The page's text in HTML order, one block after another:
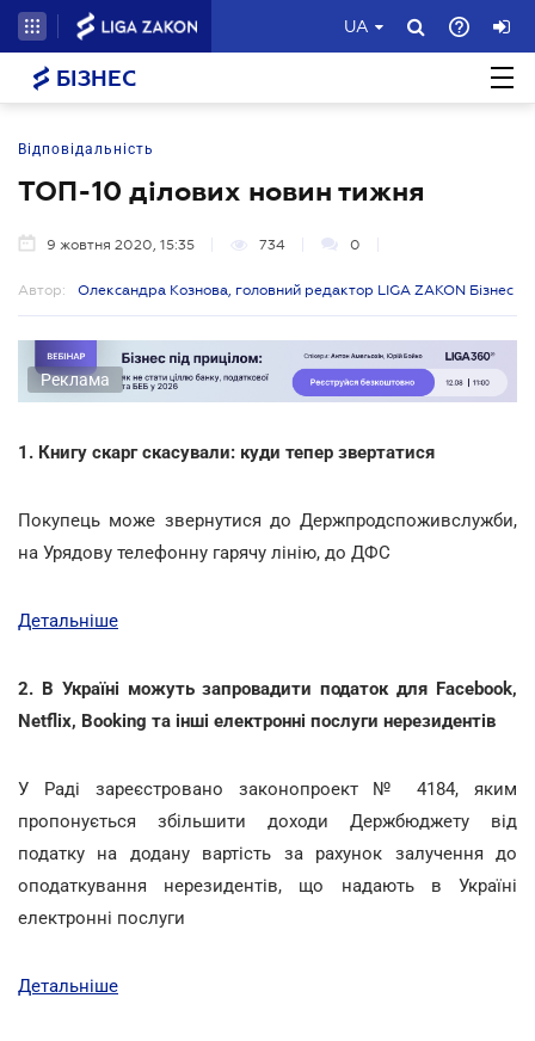
UA
БІЗНЕС
Відповідальність
ТОП-10 ділових новин тижня
9 жовтня 2020, 15:35 734 0
Автор: Олександра Кознова, головний редактор LIGA ZAKON Бізнес
Реклама
1. Книгу скарг скасували: куди тепер звертатися
Покупець може звернутися до Держпродспоживслужби,
на Урядову телефонну гарячу лінію, до ДФС
Детальніше
2. В Україні можуть запровадити податок для Facebook,
Netflix, Booking та інші електронні послуги нерезидентів
У Раді зареєстровано законопроект № 4184, яким
пропонується збільшити доходи Держбюджету від
податку на додану вартість за рахунок залучення до
оподаткування нерезидентів, що надають в Україні
електронні послуги
Детальніше